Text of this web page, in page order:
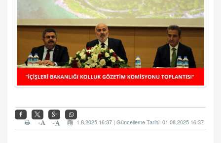
1.8.2025 16:37 | Güncelleme Tarihi: 01.08.2025 16:37
-
+